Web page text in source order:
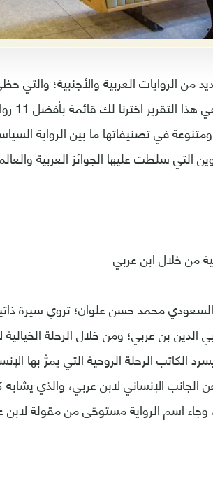
صدرت العديد من الروايات العربية والأجنبية؛
ومتنوعة في تصنيفاتها ما بين الرواية
التي سلطت عليها الجوائز العربية
من خلال ابن عربي
محمد حسن علوان؛ تروي سيرة
بن عربي؛ ومن خلال الرحلة الخيالية
الكاتب الرحلة الروحية التي يمرُّ بها
الإنساني لابن عربي، والذي
وجاء اسم الرواية مستوحًى من مقولة